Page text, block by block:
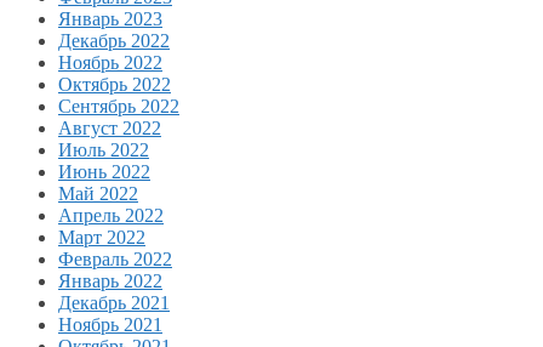
Январь 2023
Декабрь 2022
Ноябрь 2022
Октябрь 2022
Сентябрь 2022
Август 2022
Июль 2022
Июнь 2022
Май 2022
Апрель 2022
Март 2022
Февраль 2022
Январь 2022
Декабрь 2021
Ноябрь 2021